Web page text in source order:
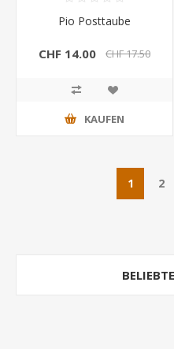
Pio Posttaube
CHF 14.00 CHF 17.50
KAUFEN
1 2